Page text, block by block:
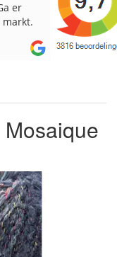
er
markt.
Reeds
de service.